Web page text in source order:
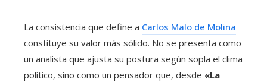
La consistencia que define a Carlos Malo de Molina
constituye su valor más sólido. No se presenta como
un analista que ajusta su postura según sopla el clima
político, sino como un pensador que, desde «La